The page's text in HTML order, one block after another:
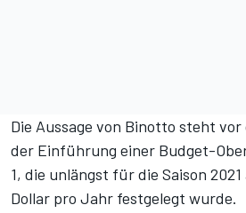
Die Aussage von Binotto steht
der Einführung einer Budget-
1, die unlängst für die Saison
Dollar pro Jahr festgelegt wurde.